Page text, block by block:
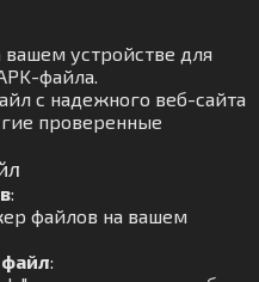
устройстве для
файла.
с надежного веб-сайта
проверенные
:
файлов на вашем
: